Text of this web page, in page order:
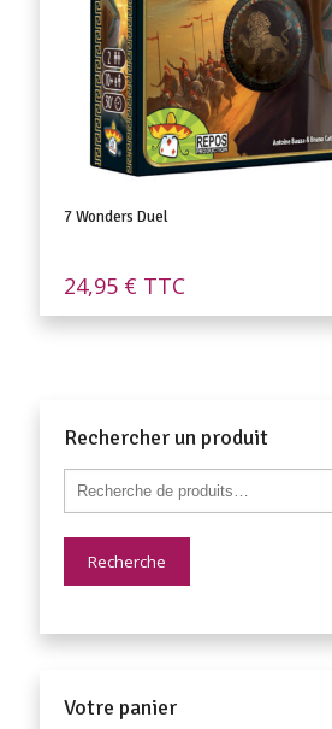
7 Wonders Duel
24,95 € TTC
Rechercher un produit
Recherche
Votre panier